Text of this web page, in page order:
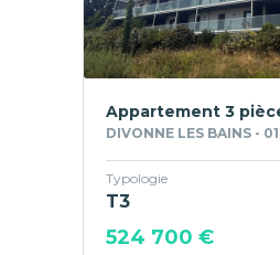
Appartement 3
DIVONNE LES BAINS -
Typologie
T3
524 700 €